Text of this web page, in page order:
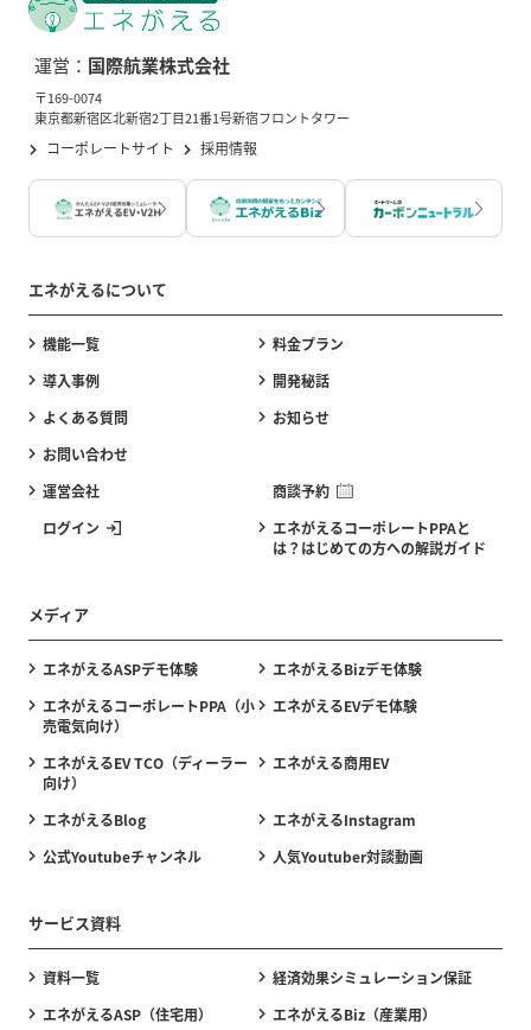
運営： 国際航業株式会社
〒169-0074
東京都新宿区北新宿2丁目21番1号新宿フロントタワー
コーポレートサイト 採用情報
エネがえるについて
機能一覧
料金プラン
導入事例
開発秘話
よくある質問
お知らせ
お問い合わせ
運営会社
商談予約
ログイン
エネがえるコーポレートPPAと
は？はじめての方への解説ガイド
メディア
エネがえるASPデモ体験
エネがえるBizデモ体験
エネがえるコーポレートPPA（小
売電気向け）
エネがえるEVデモ体験
エネがえるEV TCO（ディーラー
向け）
エネがえる商用EV
エネがえるBlog
エネがえるInstagram
公式Youtubeチャンネル
人気Youtuber対談動画
サービス資料
資料一覧
経済効果シミュレーション保証
エネがえるASP（住宅用）
エネがえるBiz（産業用）